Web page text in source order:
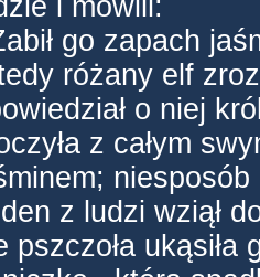
i mówili:
go zapach
różany elf
o niej
z całym
niesposób
z ludzi wziął
pszczoła ukąsiła